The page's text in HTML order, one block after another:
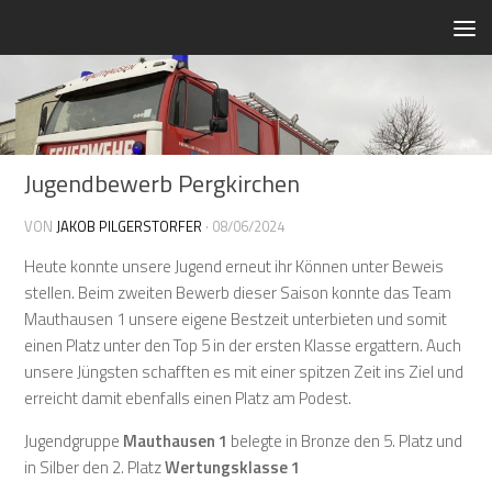
Jugendbewerb Pergkirchen
VONJAKOB PILGERSTORFER · 08/06/2024
Heute konnte unsere Jugend erneut ihr Können unter Beweis
stellen. Beim zweiten Bewerb dieser Saison konnte das Team
Mauthausen 1 unsere eigene Bestzeit unterbieten und somit
einen Platz unter den Top 5 in der ersten Klasse ergattern. Auch
unsere Jüngsten schafften es mit einer spitzen Zeit ins Ziel und
erreicht damit ebenfalls einen Platz am Podest.
Jugendgruppe Mauthausen 1 belegte in Bronze den 5. Platz und
in Silber den 2. PlatzWertungsklasse 1